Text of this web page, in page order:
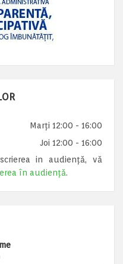
Marți 12:00 - 16:00
Joi 12:00 - 16:00
in audiență, vă
în audiență.